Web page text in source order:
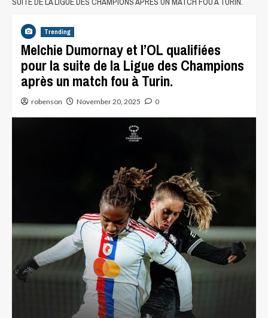
Trending
Melchie Dumornay et l’OL qualifiées
pour la suite de la Ligue des Champions
après un match fou à Turin.
robenson November 20, 2025 0